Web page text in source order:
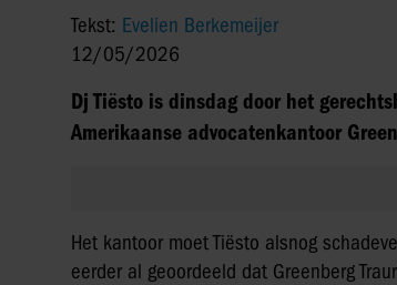
Tekst: Evelien Berkemeijer
12/05/2026
Dj Tiësto is dinsdag door het
Amerikaanse advocatenkantoor
Het kantoor moet Tiësto alsnog
eerder al geoordeeld dat Greenberg